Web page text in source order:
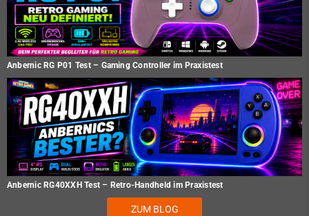
Anbernic RG P01 Test – Gaming Controller im Praxistest
Anbernic RG40XXH Test – Retro-Handheld im Praxistest
ZUM BLOG